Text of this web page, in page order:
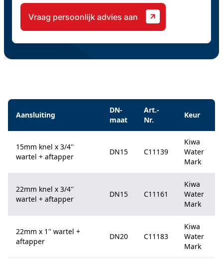
Specificaties
Aansluiting
DN-
maat
Art.-
Nr.
Keur
15mm knel x 3/4''
wartel + aftapper
DN15 C11139
Kiwa
Water
Mark
22mm knel x 3/4''
wartel + aftapper
DN15 C11161
Kiwa
Water
Mark
22mm x 1'' wartel +
aftapper
DN20 C11183
Kiwa
Water
Mark